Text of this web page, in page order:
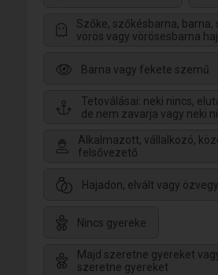
Szőke, szőkésbarna, barna,
vörös vagy vörösesbarna
Barna vagy fekete szemű
Tetoválásai: neki nincs,
de nem zavarja vagy neki
Alkalmazott, vállalkozó,
felsővezető
Hajadon, elvált vagy özvegy
Nincs gyereke
Majd szeretne gyereket
szeretne gyereket